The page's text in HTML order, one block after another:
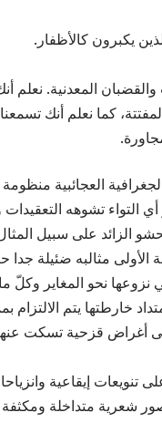
يكبرون كالأظفار.
المعدنية. نعلم
كما نعلم أنك
العجائبية
أي التواء تشوهه
الزائد على سبيل
مثالبه ضئيلة جدا
نزوعها نحو المغاير وكلّ
خارطتها يتم
أغراض قزحية تسكت عنها
تنويعات إيقاعية
شعرية متداخلة ومكثفة